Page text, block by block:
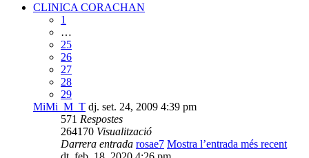
CLINICA CORACHAN
1
…
25
26
27
28
29
MiMi_M_T dj. set. 24, 2009 4:39 pm
571 Respostes
264170 Visualització
Darrera entrada rosae7 Mostra l’entrada més recent